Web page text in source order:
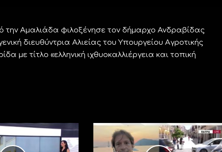
Αμαλιάδα φιλοξένησε τον δήμαρχο Ανδραβίδας
διευθύντρια Αλιείας του Υπουργείου Αγροτικής
με τίτλο «ελληνική ιχθυοκαλλιέργεια και τοπική